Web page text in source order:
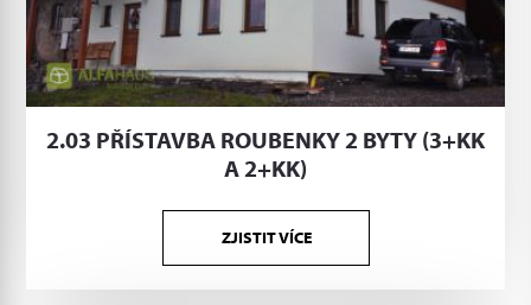
2.03 PŘÍSTAVBA ROUBENKY 2 BYTY (3+KK
A 2+KK)
ZJISTIT VÍCE